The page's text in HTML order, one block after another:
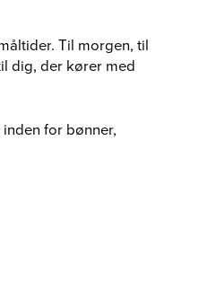
Til morgen, til
dig, der kører med
for bønner,